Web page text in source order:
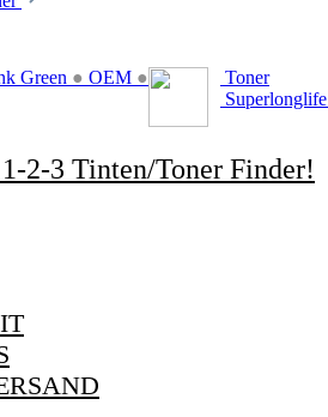
Green ● OEM ●
Toner
Superlonglife
2-3 Tinten/Toner Finder!